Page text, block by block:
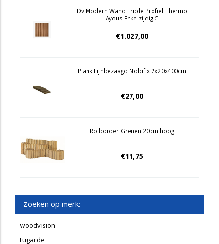
Dv Modern Wand Triple Profiel Thermo
Ayous Enkelzijdig C
€1.027,00
Plank Fijnbezaagd Nobifix 2x20x400cm
€27,00
Rolborder Grenen 20cm hoog
€11,75
Zoeken op merk:
Woodvision
Lugarde